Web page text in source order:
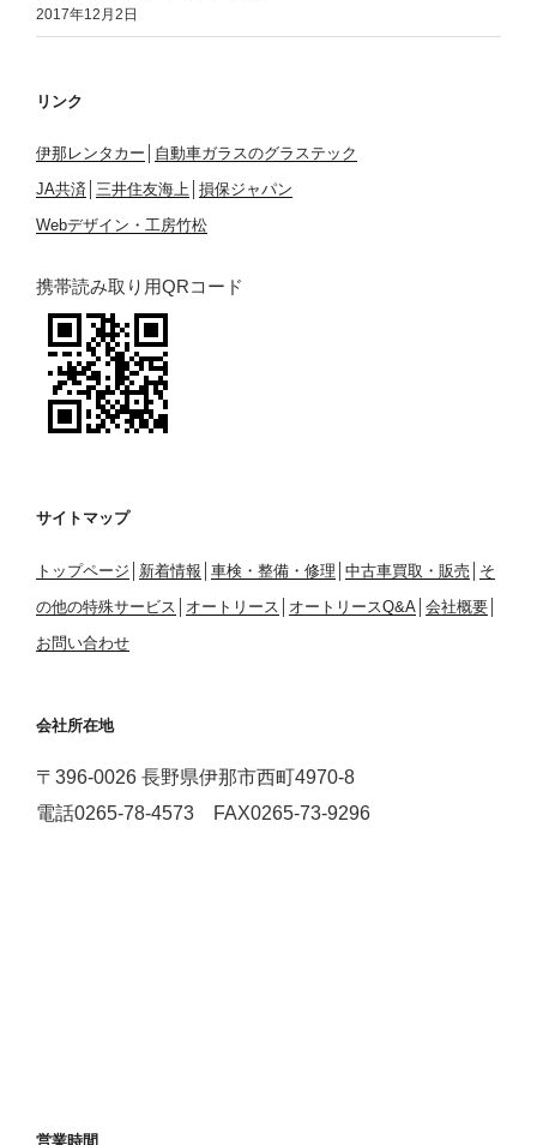
2017年12月2日
リンク
伊那レンタカー
自動車ガラスのグラステック
JA共済 三井住友海上 損保ジャパン
Webデザイン・工房竹松
携帯読み取り用QRコード
サイトマップ
トップページ 新着情報 車検・整備・修理 中古車買取・販売
そ
の他の特殊サービス
オートリース オートリースQ&A 会社概要
お問い合わせ
会社所在地
〒396-0026 長野県伊那市西町4970-8
電話0265-78-4573 FAX0265-73-9296
営業時間